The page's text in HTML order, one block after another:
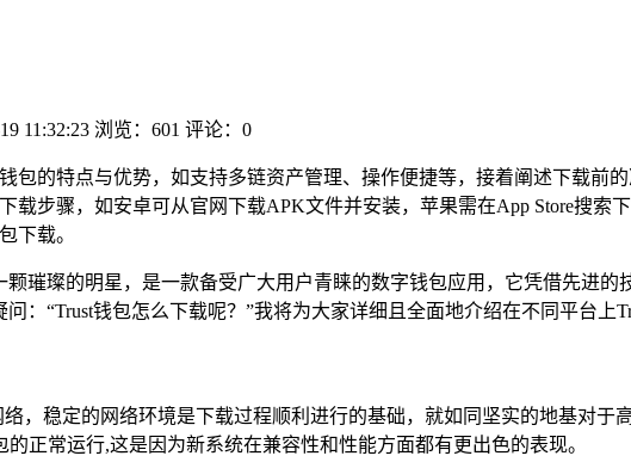
11:32:23 浏览：601 评论：0
包的特点与优势，如支持多链资产管理、操作便捷等，接着阐述下载前
载步骤，如安卓可从官网下载APK文件并安装，苹果需在App Store搜索
下载。
璀璨的明星，是一款备受广大用户青睐的数字钱包应用，它凭借先进
：“Trust钱包怎么下载呢？”我将为大家详细且全面地介绍在不同平台上
，稳定的网络环境是下载过程顺利进行的基础，就如同坚实的地基对于
正常运行,这是因为新系统在兼容性和性能方面都有更出色的表现。